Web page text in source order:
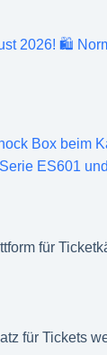
2026! 🛍️
Box beim
ES601
für
für Tickets